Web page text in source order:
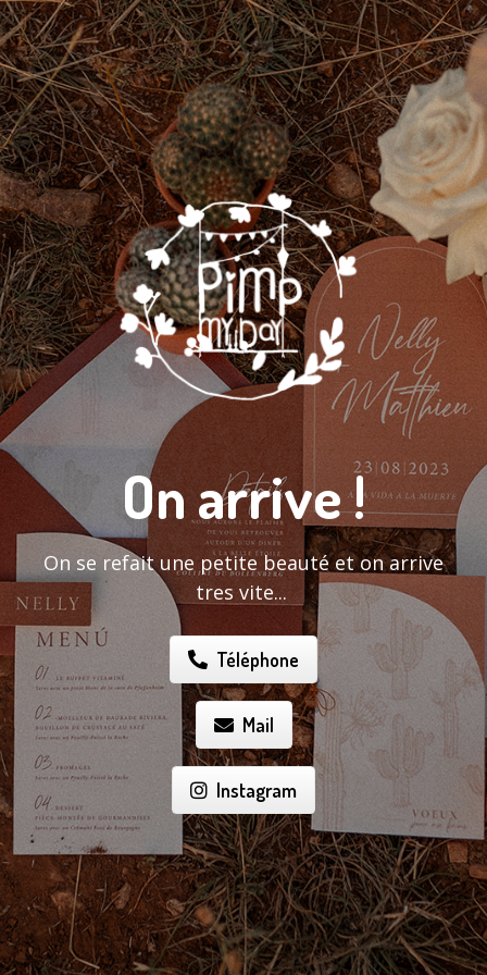
On arrive !
On se refait une petite beauté et on arrive
tres vite...
Téléphone
Mail
Instagram